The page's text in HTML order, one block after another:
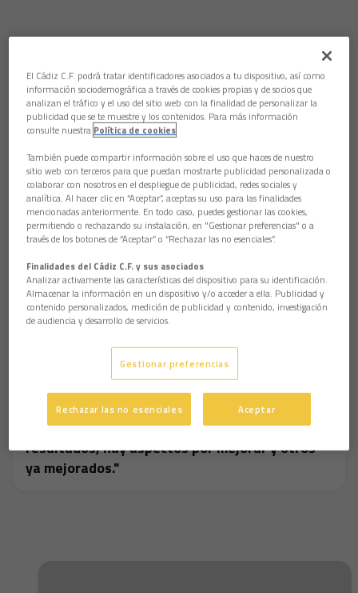
🗣️ Gaizka Garitano: "Logramos buenos
resultados; hay aspectos por mejorar y otros
ya mejorados."
El Cádiz C.F. podrá tratar identificadores asociados a tu dispositivo, así como
información sociodemográfica a través de cookies propias y de socios que
analizan el tráfico y el uso del sitio web con la finalidad de personalizar la
publicidad que se te muestre y los contenidos. Para más información
consulte nuestra Política de cookies
También puede compartir información sobre el uso que haces de nuestro
sitio web con terceros para que puedan mostrarte publicidad personalizada o
colaborar con nosotros en el despliegue de publicidad, redes sociales y
analítica. Al hacer clic en “Aceptar”, aceptas su uso para las finalidades
mencionadas anteriormente. En todo caso, puedes gestionar las cookies,
permitiendo o rechazando su instalación, en "Gestionar preferencias" o a
través de los botones de “Aceptar” o “Rechazar las no esenciales”.
Finalidades del Cádiz C.F. y sus asociados
Analizar activamente las características del dispositivo para su identificación.
Almacenar la información en un dispositivo y/o acceder a ella. Publicidad y
contenido personalizados, medición de publicidad y contenido, investigación
de audiencia y desarrollo de servicios.
Gestionar preferencias
Rechazar las no esenciales Aceptar